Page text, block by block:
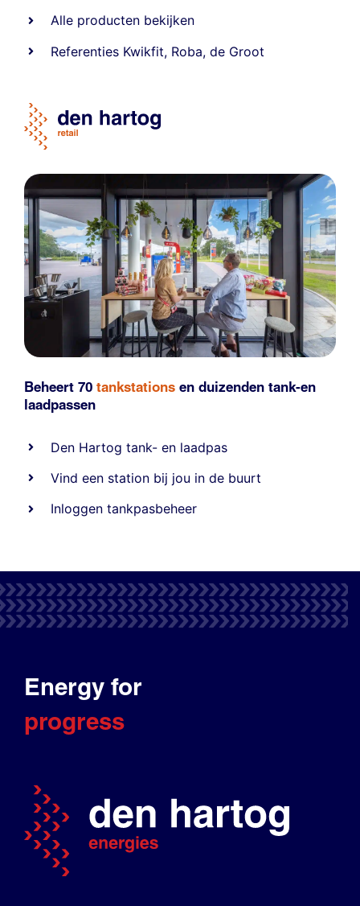
Alle producten bekijken
Referenties Kwikfit, Roba,de Groot
Beheert 70 tankstations en duizenden tank-en
laadpassen
Den Hartog tank- en laadpas
Vind een station bij jou in de buurt
Inloggen tankpasbeheer
Energy for
progress